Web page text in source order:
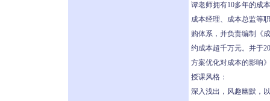
谭老师拥有10多年的成
成本经理、成本总监等
购体系，并负责编制《
约成本超千万元。并于
方案优化对成本的影响
授课风格：
深入浅出，风趣幽默，